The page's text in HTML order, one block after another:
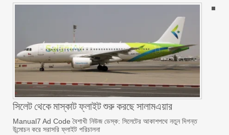
সিলেট থেকে মাস্কাট ফ্লাইট শুরু করছে সালামএয়ার
Manual7 Ad Code বৈশাখী নিউজ ডেস্ক: সিলেটের আকাশপথে নতুন দিগন্ত
উন্মোচন করে সরাসরি ফ্লাইট পরিচালনা